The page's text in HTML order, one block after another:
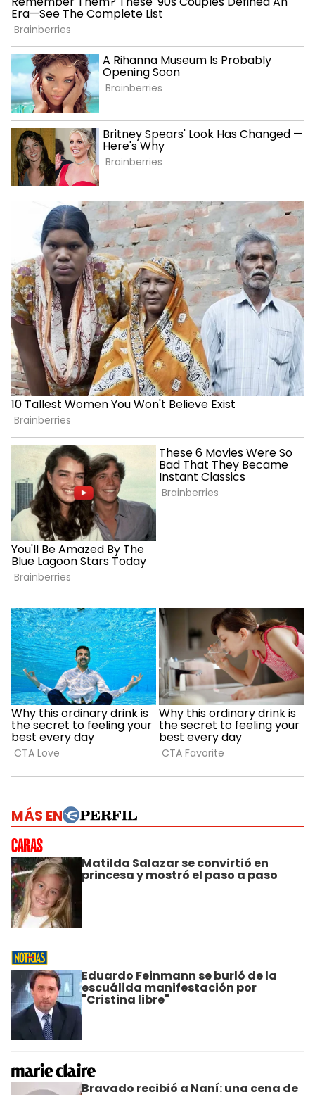
MÁS EN
Matilda Salazar se convirtió en
princesa y mostró el paso a paso
Eduardo Feinmann se burló de la
escuálida manifestación por
"Cristina libre"
Bravado recibió a Naní: una cena de